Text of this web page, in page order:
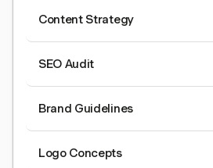
Content Strategy
SEO Audit
Brand Guidelines
Logo Concepts